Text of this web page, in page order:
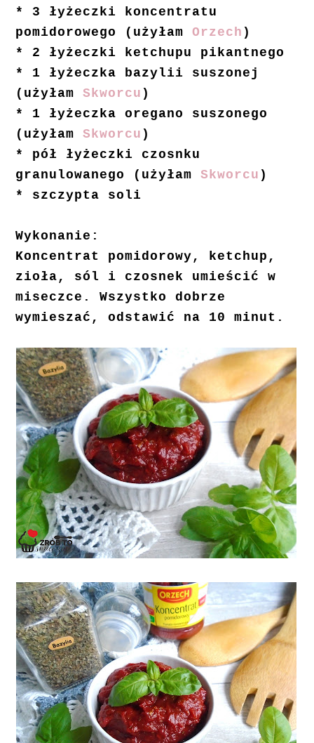
* 3 łyżeczki koncentratu
pomidorowego (użyłamOrzech )
* 2 łyżeczki ketchupu pikantnego
* 1 łyżeczka bazylii suszonej
(użyłamSkworcu )
* 1 łyżeczka oregano suszonego
(użyłamSkworcu )
* pół łyżeczki czosnku
granulowanego (użyłamSkworcu )
* szczypta soli
Wykonanie:
Koncentrat pomidorowy, ketchup,
zioła, sól i czosnek umieścić w
miseczce. Wszystko dobrze
wymieszać, odstawić na 10 minut.